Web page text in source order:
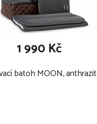
bočnímu nárazu a je
Autosedačka je
kinetickou energii 4x víc
flexibilně používat po
batoh MOON, anthrazit
1 990 Kč